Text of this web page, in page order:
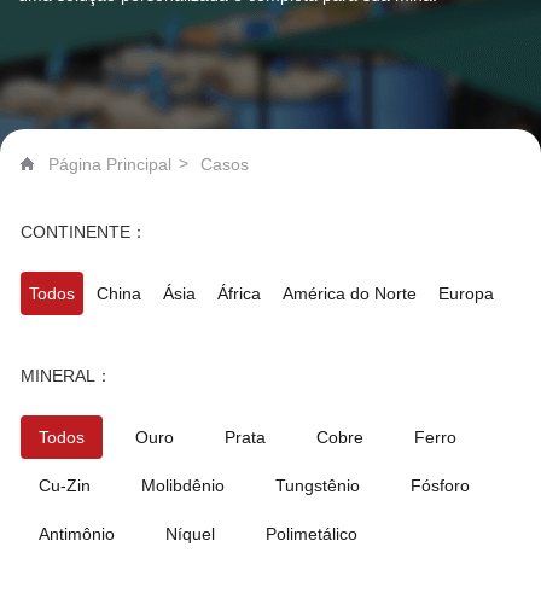
Página Principal > Casos
CONTINENTE：
Todos China Ásia África América do Norte Europa
MINERAL：
Todos Ouro Prata Cobre Ferro
Cu-Zin Molibdênio Tungstênio Fósforo
Antimônio Níquel Polimetálico